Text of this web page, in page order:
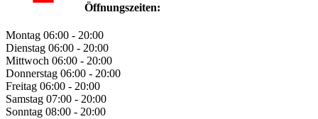
Öffnungszeiten:
Montag 06:00 - 20:00
Dienstag 06:00 - 20:00
Mittwoch 06:00 - 20:00
Donnerstag 06:00 - 20:00
Freitag 06:00 - 20:00
Samstag 07:00 - 20:00
Sonntag 08:00 - 20:00